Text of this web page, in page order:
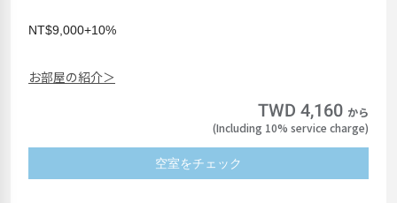
NT$9,000+10%
お部屋の紹介＞
TWD 4,160 から
(Including 10% service charge)
空室をチェック